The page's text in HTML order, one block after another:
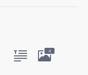
4